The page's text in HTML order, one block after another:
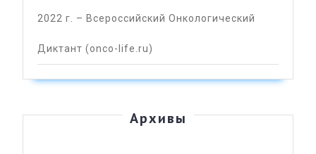
2022 г. – Всероссийский Онкологический
Диктант (onco-life.ru)
Архивы